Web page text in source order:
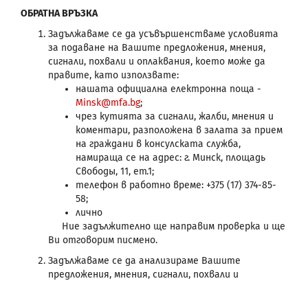
ОБРАТНА ВРЪЗКА
Задължаваме се да усъвършенстваме условията
за подаване на Вашите предложения, мнения,
сигнали, похвали и оплаквания, което може да
правите, като използвате:
нашата официална електронна поща -
Minsk@mfa.bg;
чрез кутията за сигнали, жалби, мнения и
коментари, разположена в залата за прием
на граждани в консулската служба,
намираща се на адрес: г. Минск, площадь
Свободы, 11, ет.1;
телефон в работно време: +375 (17) 374-85-
58;
лично
Ние задължително ще направим проверка и ще
Ви отговорим писмено.
Задължаваме се да анализираме Вашите
предложения, мнения, сигнали, похвали и